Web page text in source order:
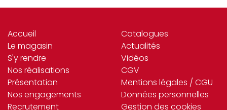
Accueil
Le magasin
S'y rendre
Nos réalisations
Présentation
Nos engagements
Recrutement
Catalogues
Actualités
Vidéos
CGV
Mentions légales / CGU
Données personnelles
Gestion des cookies